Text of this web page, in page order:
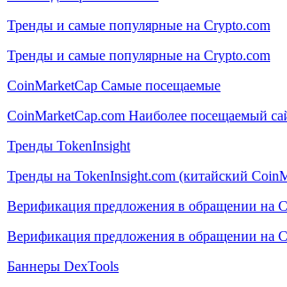
Тренды и самые популярные на Crypto.com
Тренды и самые популярные на Crypto.com
CoinMarketCap Самые посещаемые
CoinMarketCap.com Наиболее посещаемый
Тренды TokenInsight
Тренды на TokenInsight.com (китайский
Верификация предложения в обращении на
Верификация предложения в обращении на
Баннеры DexTools